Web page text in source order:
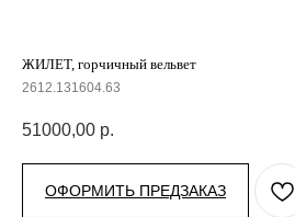
ЖИЛЕТ, горчичный вельвет
2612.131604.63
51000,00 р.
ОФОРМИТЬ ПРЕДЗАКАЗ